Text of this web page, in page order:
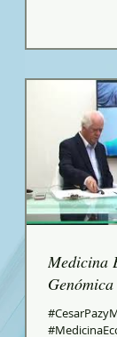
Medicina
Genómica